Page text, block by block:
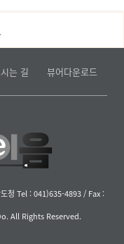
는 길 뷰어다운로드
청 Tel : 041)635-4893 / Fax :
All Rights Reserved.